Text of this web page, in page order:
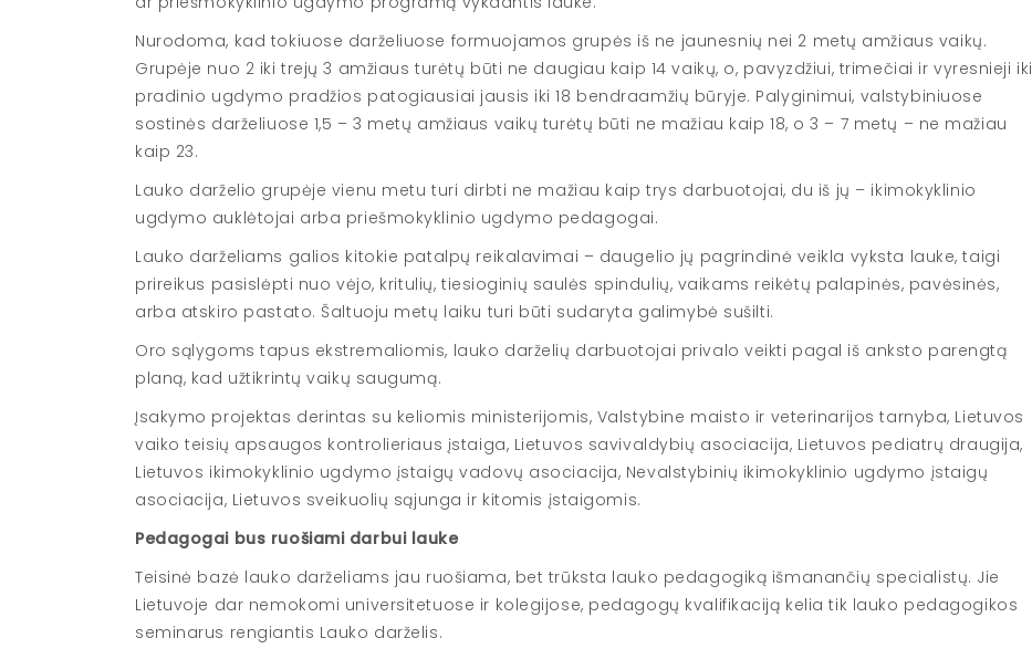
Nurodoma, kad tokiuose darželiuose formuojamos grupės iš ne jaunesnių nei 2 metų amžiaus vaikų.
Grupėje nuo 2 iki trejų 3 amžiaus turėtų būti ne daugiau kaip 14 vaikų, o, pavyzdžiui, trimečiai ir vyresnieji iki
pradinio ugdymo pradžios patogiausiai jausis iki 18 bendraamžių būryje. Palyginimui, valstybiniuose
sostinės darželiuose 1,5 – 3 metų amžiaus vaikų turėtų būti ne mažiau kaip 18, o 3 – 7 metų – ne mažiau
kaip 23.
Lauko darželio grupėje vienu metu turi dirbti ne mažiau kaip trys darbuotojai, du iš jų – ikimokyklinio
ugdymo auklėtojai arba priešmokyklinio ugdymo pedagogai.
Lauko darželiams galios kitokie patalpų reikalavimai – daugelio jų pagrindinė veikla vyksta lauke, taigi
prireikus pasislėpti nuo vėjo, kritulių, tiesioginių saulės spindulių, vaikams reikėtų palapinės, pavėsinės,
arba atskiro pastato. Šaltuoju metų laiku turi būti sudaryta galimybė sušilti.
Oro sąlygoms tapus ekstremaliomis, lauko darželių darbuotojai privalo veikti pagal iš anksto parengtą
planą, kad užtikrintų vaikų saugumą.
Įsakymo projektas derintas su keliomis ministerijomis, Valstybine maisto ir veterinarijos tarnyba, Lietuvos
vaiko teisių apsaugos kontrolieriaus įstaiga, Lietuvos savivaldybių asociacija, Lietuvos pediatrų draugija,
Lietuvos ikimokyklinio ugdymo įstaigų vadovų asociacija, Nevalstybinių ikimokyklinio ugdymo įstaigų
asociacija, Lietuvos sveikuolių sąjunga ir kitomis įstaigomis.
Pedagogai bus ruošiami darbui lauke
Teisinė bazė lauko darželiams jau ruošiama, bet trūksta lauko pedagogiką išmanančių specialistų. Jie
Lietuvoje dar nemokomi universitetuose ir kolegijose, pedagogų kvalifikaciją kelia tik lauko pedagogikos
seminarus rengiantis Lauko darželis.